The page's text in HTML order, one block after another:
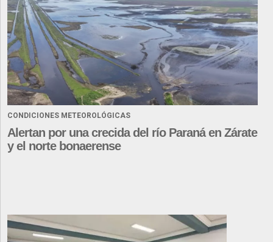
CONDICIONES METEOROLÓGICAS
Alertan por una crecida del río Paraná en Zárate
y el norte bonaerense